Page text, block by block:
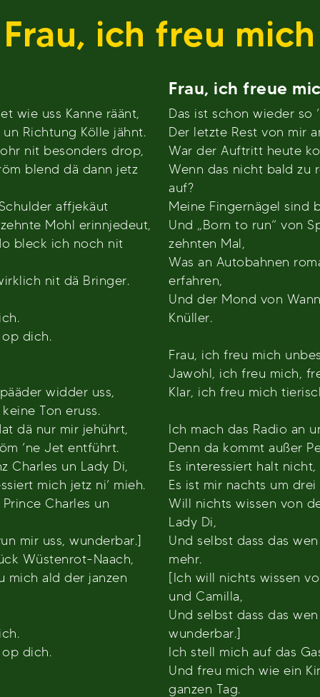
Frau, ich freu mich
wie uss Kanne räänt,
Richtung Kölle jähnt.
nit besonders drop,
blend dä dann jetz
affjekäut
Mohl erinnjedeut,
bleck ich noch nit
nit dä Bringer.
dich.
widder uss,
Ton eruss.
dä nur mir jehührt,
’ne Jet entführt.
Charles un Lady Di,
mich jetz ni’ mieh.
Charles un
mir uss, wunderbar.]
Wüstenrot-Naach,
mich ald der janzen
dich.
Frau, ich freue
Das ist schon wieder so
Der letzte Rest von mir
War der Auftritt heute
Wenn das nicht bald zu
auf?
Meine Fingernägel sind
Und „Born to run“ von
zehnten Mal,
Was an Autobahnen
erfahren,
Und der Mond von
Knüller.
Frau, ich freu mich
Jawohl, ich freu mich,
Klar, ich freu mich
Ich mach das Radio an
Denn da kommt außer
Es interessiert halt
Es ist mir nachts um
Will nichts wissen von
Lady Di,
Und selbst dass das
mehr.
[Ich will nichts wissen
und Camilla,
Und selbst dass das
wunderbar.]
Ich stell mich auf das
Und freu mich wie ein
ganzen Tag.